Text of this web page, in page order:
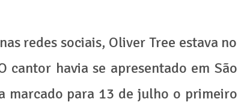
redes sociais, Oliver Tree estava no
cantor havia se apresentado em São
marcado para 13 de julho o primeiro